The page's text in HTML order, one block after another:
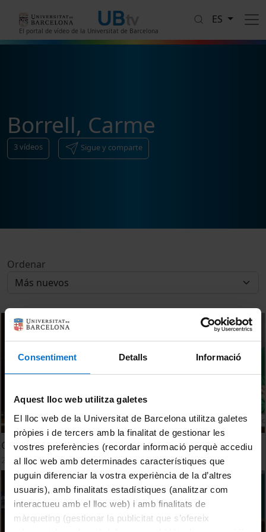
Consentiment Detalls Informació
Aquest lloc web utilitza galetes
El lloc web de la Universitat de Barcelona utilitza galetes
pròpies i de tercers amb la finalitat de gestionar les
vostres preferències (recordar informació perquè accediu
al lloc web amb determinades característiques que
puguin diferenciar la vostra experiència de la d’altres
usuaris), amb finalitats estadístiques (analitzar com
interactueu amb el lloc web) i amb finalitats de
màrqueting (gestionar la publicitat que s’ofereix
El portal de vídeo de la Universitat de Barcelona
ES
Borrell, Carme
3vídeos Sigue y comparte
Ordenar
Conclusions i clausura institucional
21 Octubre, 2021